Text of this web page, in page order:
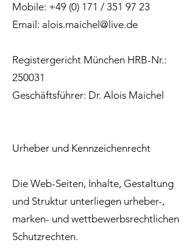
Mobile: +49 (0) 171 / 351 97 23
Email: alois.maichel@live.de
Registergericht München HRB-Nr.:
250031
Geschäftsführer: Dr. Alois Maichel
Urheber und Kennzeichenrecht
Die Web-Seiten, Inhalte, Gestaltung
und Struktur unterliegen urheber-,
marken- und wettbewerbsrechtlichen
Schutzrechten.